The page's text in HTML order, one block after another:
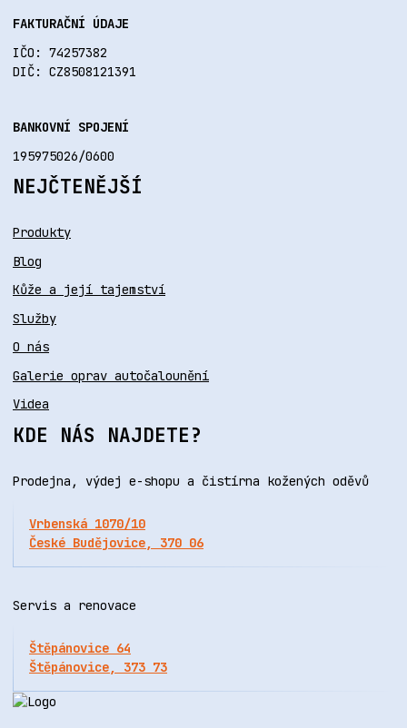
FAKTURAČNÍ ÚDAJE
IČO: 74257382
DIČ: CZ8508121391
BANKOVNÍ SPOJENÍ
195975026/0600
NEJČTENĚJŠÍ
Produkty
Blog
Kůže a její tajemství
Služby
O nás
Galerie oprav autočalounění
Videa
KDE NÁS NAJDETE?
Prodejna, výdej e-shopu a čistírna kožených oděvů
Vrbenská 1070/10
České Budějovice, 370 06
Servis a renovace
Štěpánovice 64
Štěpánovice, 373 73